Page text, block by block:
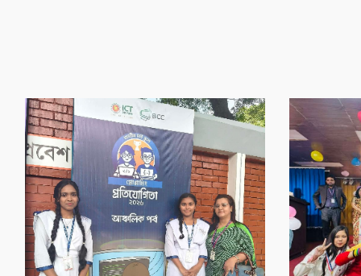
‌গৌর‌বের অর্জন
‌গৌর‌বের অর্জন